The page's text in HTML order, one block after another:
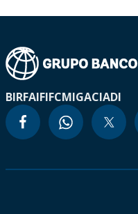
BIRFAIFIFCMIGACIADI